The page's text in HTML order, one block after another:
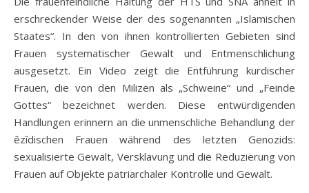
erschreckender Weise der des sogenannten „Islamischen
Staates“. In den von ihnen kontrollierten Gebieten sind
Frauen systematischer Gewalt und Entmenschlichung
ausgesetzt. Ein Video zeigt die Entführung kurdischer
Frauen, die von den Milizen als „Schweine“ und „Feinde
Gottes“ bezeichnet werden. Diese entwürdigenden
Handlungen erinnern an die unmenschliche Behandlung der
êzîdischen Frauen während des letzten Genozids:
sexualisierte Gewalt, Versklavung und die Reduzierung von
Frauen auf Objekte patriarchaler Kontrolle und Gewalt.